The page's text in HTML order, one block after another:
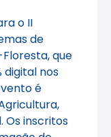
o II
de
que
digital nos
é
Os inscritos